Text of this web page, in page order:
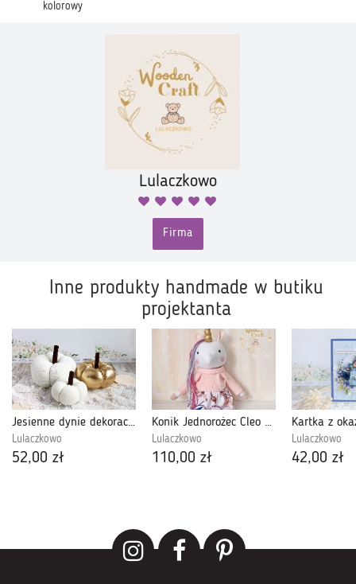
kolorowy
Lulaczkowo
Firma
Inne produkty handmade w butiku
projektanta
Jesienne dynie dekoracyjne złoto-biel GOTOWE
Lulaczkowo
52,00 zł
Konik Jednorożec Cleo przytulanka róż GOTOWA
Lulaczkowo
110,00 zł
Lulaczkowo
42,00 zł